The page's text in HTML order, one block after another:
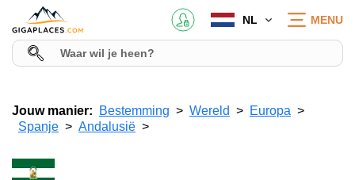
NL MENU
Jouw manier: Bestemming Wereld
Europa
Spanje
Andalusië